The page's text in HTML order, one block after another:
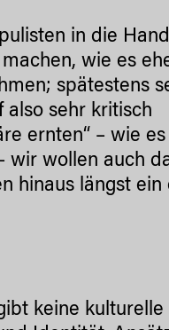
in die
wie es
spätestens
sehr kritisch
ernten“ – wie
wir wollen auch
hinaus längst ein
keine